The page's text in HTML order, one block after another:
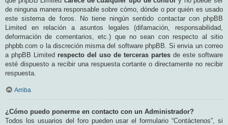
de ninguna manera responsable sobre cómo, dónde o por quién es usado
este sistema de foros. No tiene ningún sentido contactar con phpBB
Limited en relación a asuntos legales (difamación, responsabilidad,
deformación de comentarios, etc.) que no sean con respecto al sitio
phpbb.com o la discreción misma del software phpBB. Si envia un correo
a phpBB Limited respecto del uso de terceras partes de este software
esté dispuesto a recibir una respuesta cortante o directamente no recibir
respuesta.
Arriba
¿Cómo puedo ponerme en contacto con un Administrador?
Todos los usuarios del foro pueden usar el formulario “Contáctenos”, si